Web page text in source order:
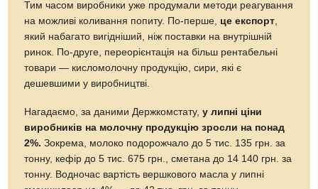
Тим часом виробники уже продумали методи реагування
на можливі коливання попиту. По-перше, це експорт,
який набагато вигідніший, ніж поставки на внутрішній
ринок. По-друге, переорієнтація на більш рентабельні
товари — кисломолочну продукцію, сири, які є
дешевшими у виробництві.
Нагадаємо, за даними Держкомстату,у липні ціни
виробників на молочну продукцію зросли на понад
2%. Зокрема, молоко подорожчало до 5 тис. 135 грн. за
тонну, кефір до 5 тис. 675 грн., сметана до 14 140 грн. за
тонну. Водночас вартість вершкового масла у липні